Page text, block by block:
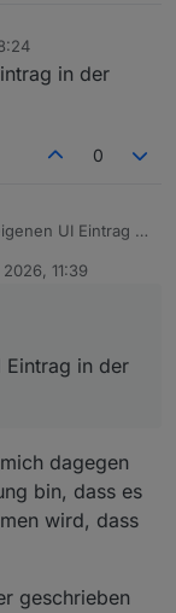
in der
0
UI Eintrag in
11:39
Eintrag in der
dagegen
bin, dass es
wird, dass
geschrieben